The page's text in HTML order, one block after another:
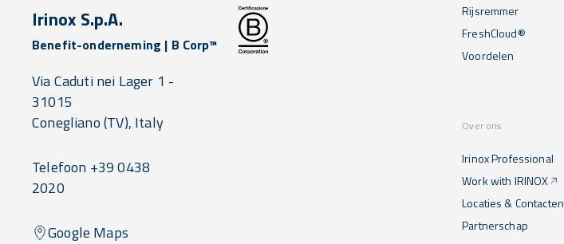
Rijsremmer
FreshCloud®
Voordelen
Over ons
Irinox Professional
Work with IRINOX
Locaties & Contacten
Partnerschap
Irinox S.p.A.
Benefit-onderneming | B Corp™
Via Caduti nei Lager 1 -
31015
Conegliano(TV), Italy
Telefoon +39 0438
2020
Google Maps